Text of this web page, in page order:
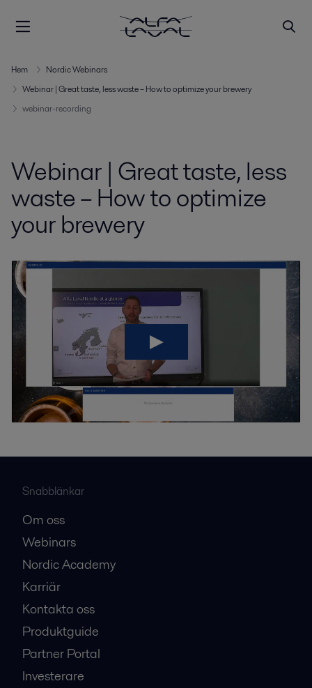
Hem
Nordic Webinars
Webinar | Great taste, less waste – How to optimize your brewery
webinar-recording
Webinar | Great taste, less
waste – How to optimize
your brewery
Snabblänkar
Om oss
Webinars
Nordic Academy
Karriär
Kontakta oss
Produktguide
Partner Portal
Investerare